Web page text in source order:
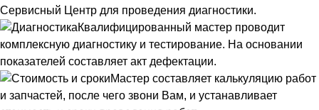
Сервисный Центр для проведения диагностики.
Квалифицированный мастер проводит
комплексную диагностику и тестирование. На основании
показателей составляет акт дефектации.
Мастер составляет калькуляцию работ
и запчастей, после чего звони Вам, и устанавливает